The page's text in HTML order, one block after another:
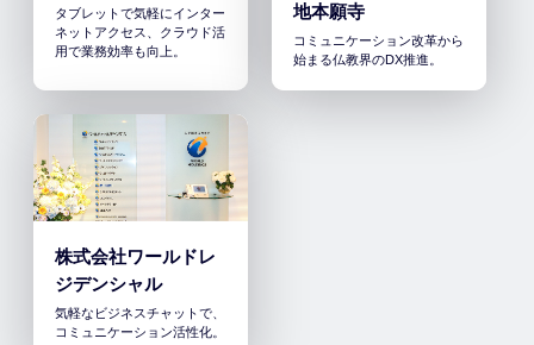
タブレットで気軽にインター
ネットアクセス、クラウド活
用で業務効率も向上。
地本願寺
コミュニケーション改革から
始まる仏教界のDX推進。
株式会社ワールドレ
ジデンシャル
気軽なビジネスチャットで、
コミュニケーション活性化。